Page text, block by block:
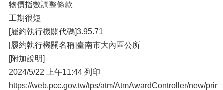
物價指數調整條款
⼯期很短
[履約執⾏機關代碼]3.95.71
[履約執⾏機關名稱]臺南市⼤內區公所
[附加說明]
2024/5/22 上午11:44 列印
https://web.pcc.gov.tw/tps/atm/AtmAwardController/new/